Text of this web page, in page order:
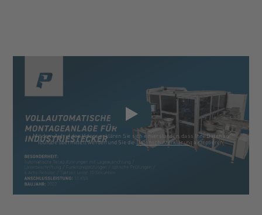
Mit dem Aufruf des Videos erklären Sie sich einverstanden, dass Ihre Daten an
YouTube übermittelt werden und Sie dieDatenschutzerklärung akzeptieren.